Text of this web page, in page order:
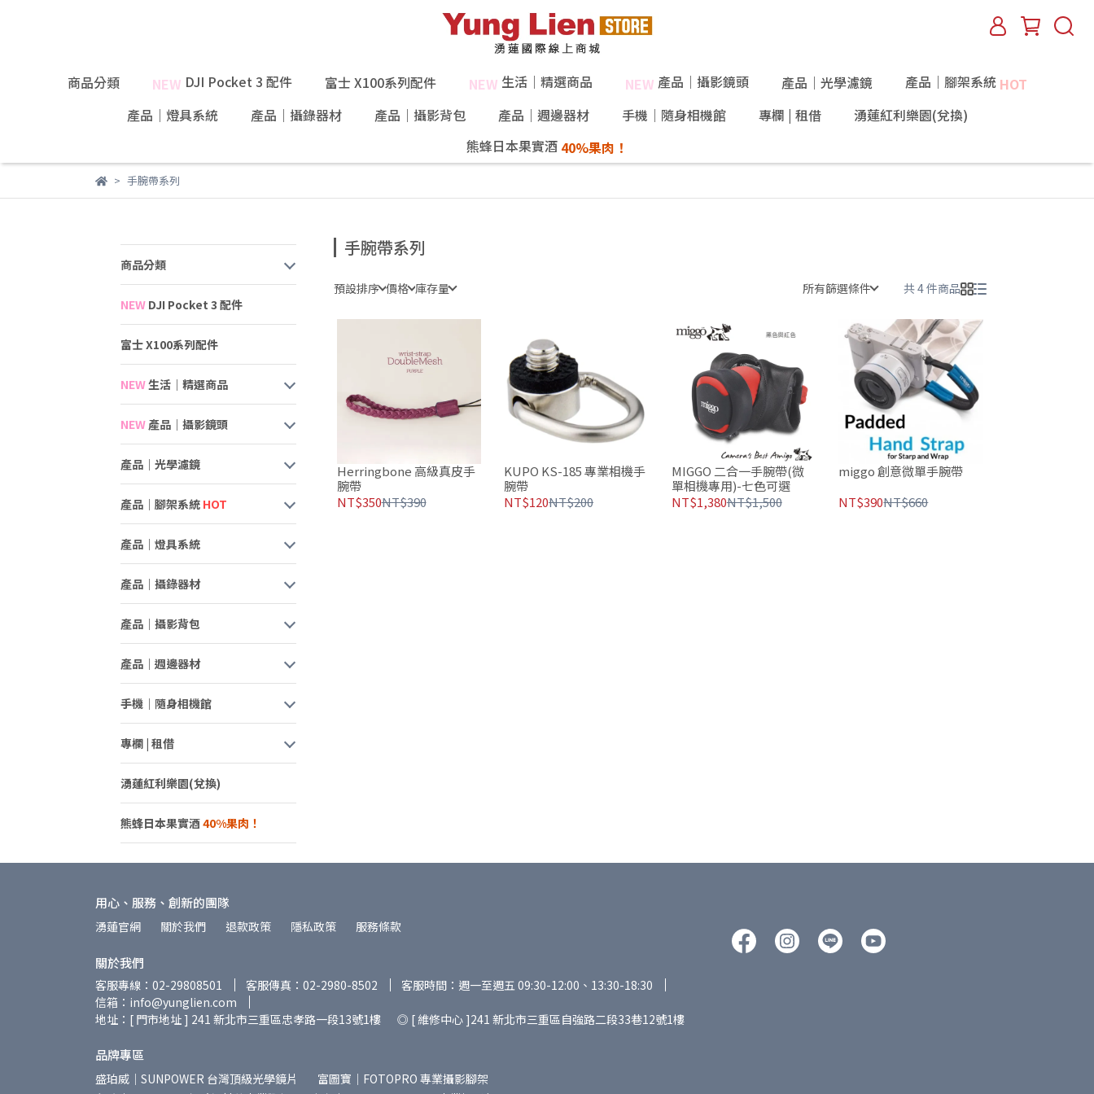
商品分類 NEW DJI Pocket 3 配件 富士 X100系列配件 NEW 生活｜精選商品 NEW 產品｜攝影鏡頭 產品｜光學濾鏡 產品｜腳架系統HOT
產品｜燈具系統
產品｜攝錄器材 產品｜攝影背包 產品｜週邊器材 手機｜隨身相機館 專欄 | 租借
湧蓮紅利樂園(兌換)
熊蜂日本果實酒 40%果肉！
手腕帶系列
商品分類
NEW DJI Pocket 3 配件
富士 X100系列配件
NEW生活｜精選商品
NEW 產品｜攝影鏡頭
產品｜光學濾鏡
產品｜腳架系統 HOT
產品｜燈具系統
產品｜攝錄器材
產品｜攝影背包
產品｜週邊器材
手機｜隨身相機館
專欄 | 租借
湧蓮紅利樂園(兌換)
熊蜂日本果實酒
手腕帶系列
預設排序 價格 庫存量 所有篩選條件 共 4 件商品
Herringbone 高級真皮手
腕帶
NT$350NT$390
KUPO KS-185 專業相機手
腕帶
NT$120NT$200
MIGGO 二合一手腕帶(微
單相機專用)-七色可選
NT$1,380NT$1,500
miggo 創意微單手腕帶
NT$390NT$660
用心、服務、創新的團隊
湧蓮官網 關於我們 退款政策 隱私政策 服務條款
關於我們
客服專線：02-29808501 客服傳真：02-2980-8502
客服時間：週一至週五 09:30-12:00、13:30-18:30
信箱：info@yunglien.com
地址：[ 門市地址 ] 241 新北市三重區忠孝路一段13號1樓 ◎ [ 維修中心 ]241 新北市三重區自強路二段33巷12號1樓
品牌專區
盛珀威｜SUNPOWER 台灣頂級光學鏡片
富圖寶｜FOTOPRO 專業攝影腳架